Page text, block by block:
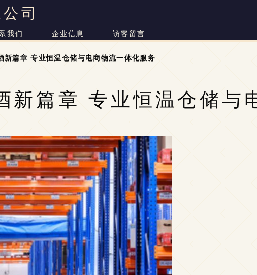
司
我们 企业信息 访客留言
新篇章 专业恒温仓储与电商物流一体化服务
新篇章 专业恒温仓储与